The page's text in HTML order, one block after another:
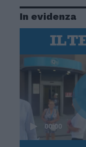
In evidenza
00:00